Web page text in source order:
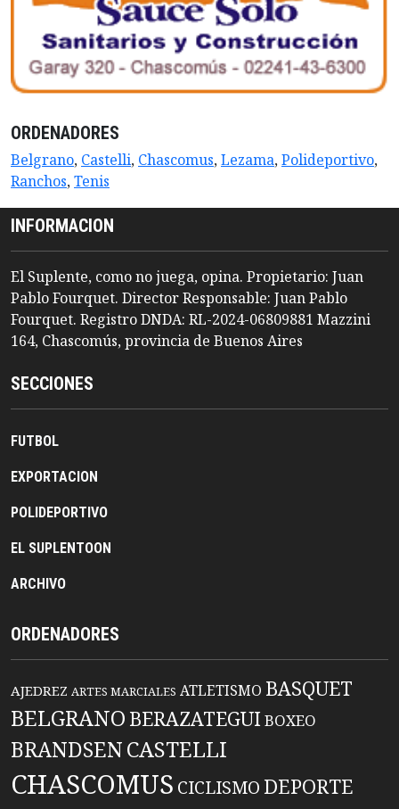
ORDENADORES
Belgrano, Castelli, Chascomus,Lezama,Polideportivo,
Ranchos,Tenis
INFORMACION
El Suplente, como no juega, opina. Propietario: Juan
Pablo Fourquet. Director Responsable: Juan Pablo
Fourquet. Registro DNDA: RL-2024-06809881 Mazzini
164, Chascomús, provincia de Buenos Aires
SECCIONES
FUTBOL
EXPORTACION
POLIDEPORTIVO
EL SUPLENTOON
ARCHIVO
ORDENADORES
AJEDREZ ARTES MARCIALES ATLETISMO BASQUET
BELGRANO BERAZATEGUIBOXEO
BRANDSENCASTELLI
CHASCOMUS CICLISMO DEPORTE